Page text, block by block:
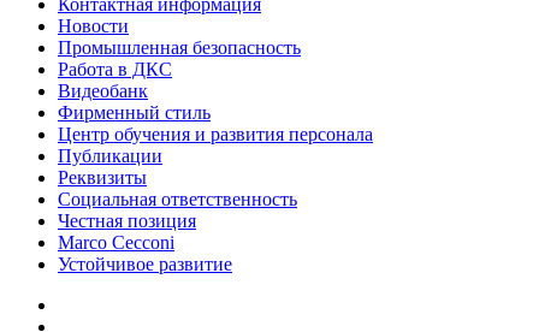
Новости
Промышленная безопасность
Работа в ДКС
Видеобанк
Фирменный стиль
Центр обучения и развития персонала
Публикации
Реквизиты
Социальная ответственность
Честная позиция
Marco Cecconi
Устойчивое развитие